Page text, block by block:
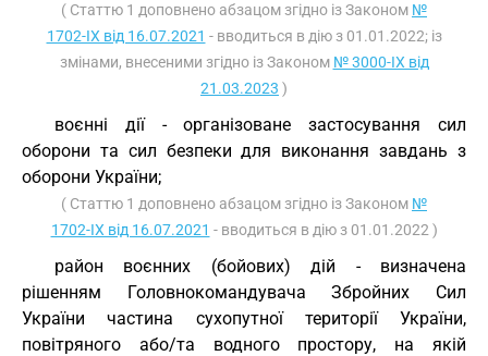
( Статтю 1 доповнено абзацом згідно із Законом №
1702-IX від 16.07.2021 - вводиться в дію з 01.01.2022; із
змінами, внесеними згідно із Законом № 3000-IX від
21.03.2023 )
воєнні дії - організоване застосування сил
оборони та сил безпеки для виконання завдань з
оборони України;
( Статтю 1 доповнено абзацом згідно із Законом №
1702-IX від 16.07.2021 - вводиться в дію з 01.01.2022 )
район воєнних (бойових) дій - визначена
рішенням Головнокомандувача Збройних Сил
України частина сухопутної території України,
повітряного або/та водного простору, на якій